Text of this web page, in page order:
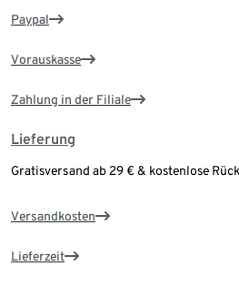
Paypal
Vorauskasse
Zahlung in der Filiale
Lieferung
Gratisversand ab 29 € & kostenlose
Versandkosten
Lieferzeit